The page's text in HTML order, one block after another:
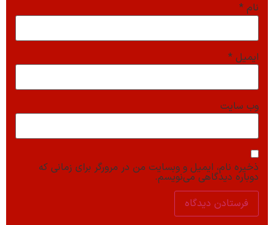
نام *
ایمیل *
وب‌ سایت
ذخیره نام، ایمیل و وبسایت من در مرورگر برای زمانی که
دوباره دیدگاهی می‌نویسم.